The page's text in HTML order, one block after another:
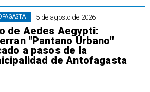
5 de agosto de 2026
de Aedes Aegypti:
"Pantano Urbano"
a pasos de la
de Antofagasta